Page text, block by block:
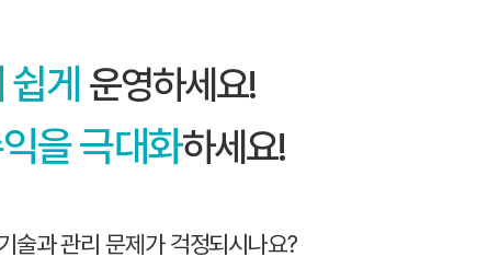
게 운영하세요!
을 극대화하세요!
술과 관리 문제가 걱정되시나요?